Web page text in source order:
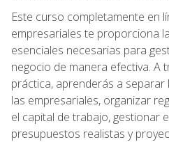
Este curso completamente en
empresariales te proporciona
esenciales necesarias para
negocio de manera efectiva. A
práctica, aprenderás a
las empresariales, organizar
el capital de trabajo, gestionar
presupuestos realistas y